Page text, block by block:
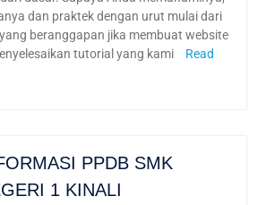
dan praktek dengan urut mulai dari
beranggapan jika membuat website
tutorial yang kami
Read
PPDB SMK
1 KINALI